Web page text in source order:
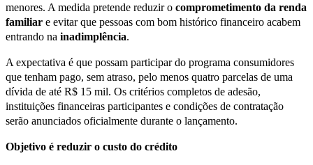
menores. A medida pretende reduzir o comprometimento da renda
familiar e evitar que pessoas com bom histórico financeiro acabem
entrando na inadimplência.
A expectativa é que possam participar do programa consumidores
que tenham pago, sem atraso, pelo menos quatro parcelas de uma
dívida de até R$ 15 mil. Os critérios completos de adesão,
instituições financeiras participantes e condições de contratação
serão anunciados oficialmente durante o lançamento.
Objetivo é reduzir o custo do crédito